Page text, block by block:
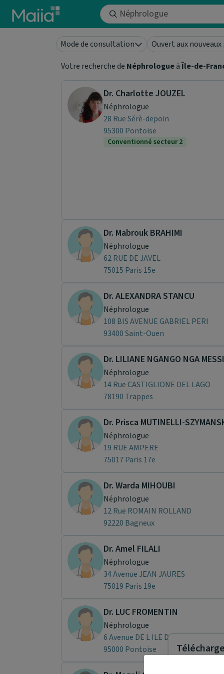
Aller au contenu principal
Mode de consultation Ouvert aux
Votre recherche de NéphrologueàÎle-de-
Dr. Charlotte JOUZEL
Néphrologue
28 Rue Sérè-depoin
95300 Pontoise
Conventionné secteur 2
Dr. Mabrouk BRAHIMI
Néphrologue
62 RUE DE JAVEL
75015 Paris 15e
Dr. ALEXANDRA STANCU
Néphrologue
108 BIS AVENUE GABRIEL PERI
93400 Saint-Ouen
Dr. LILIANE NGANGO NGA MESSI
Néphrologue
14 Rue CASTIGLIONE DEL LAGO
78190 Trappes
Dr. Prisca MUTINELLI-
Néphrologue
19 RUE AMPERE
75017 Paris 17e
Dr. Warda MIHOUBI
Néphrologue
12 Rue ROMAIN ROLLAND
92220 Bagneux
Dr. Amel FILALI
Néphrologue
34 Avenue JEAN JAURES
75019 Paris 19e
Dr. LUC FROMENTIN
Néphrologue
6 Avenue DE L ILE DE FRANCE
95000 Pontoise